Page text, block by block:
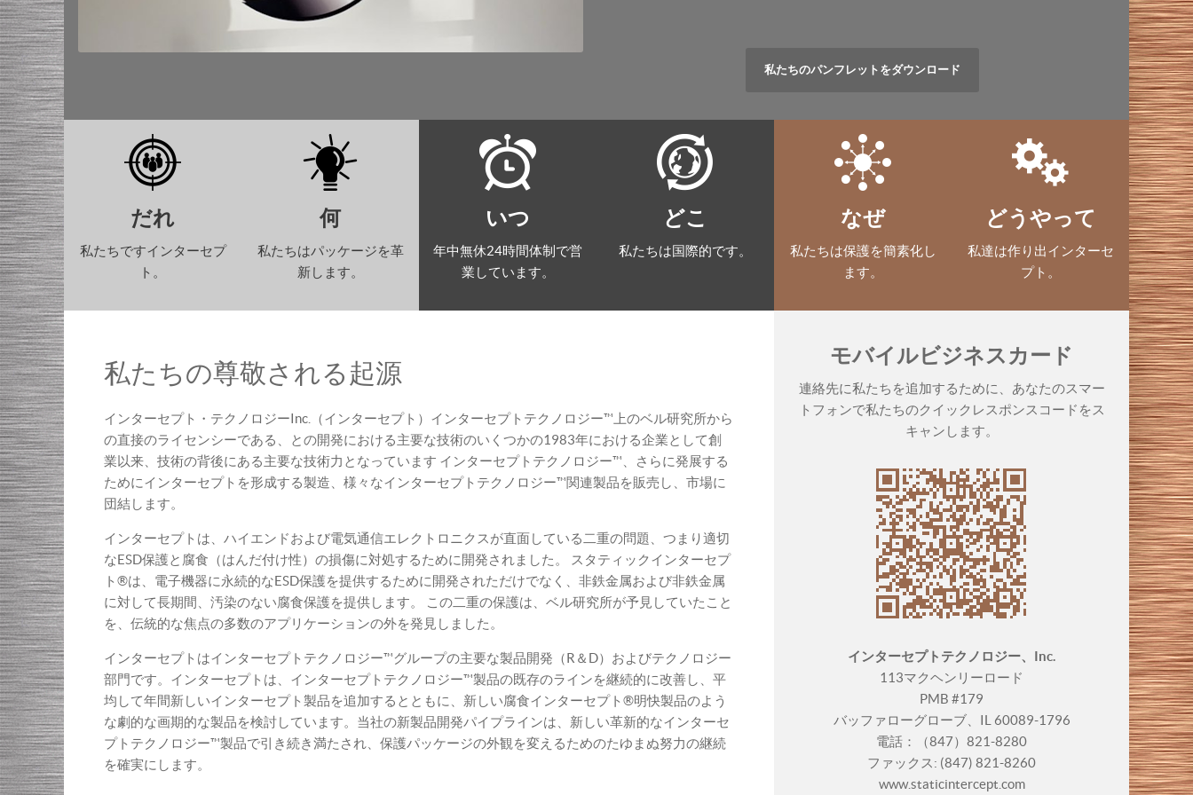
私たちのパンフレットをダウンロード
だれ
私たちですインターセプ
ト。
何
私たちはパッケージを革
新します。
いつ
年中無休24時間体制で営
業しています。
どこ
私たちは国際的です。
なぜ
私たちは保護を簡素化し
ます。
どうやって
私達は作り出インターセ
プト。
私たちの尊敬される起源
インターセプト・テクノロジーInc.（インターセプト）インターセプトテクノロジー™上のベル研究所から
の直接のライセンシーである、との開発における主要な技術のいくつかの1983年における企業として創
業以来、技術の背後にある主要な技術力となっています インターセプトテクノロジー™、さらに発展する
ためにインターセプトを形成する製造、様々なインターセプトテクノロジー™関連製品を販売し、市場に
団結します。
インターセプトは、ハイエンドおよび電気通信エレクトロニクスが直面している二重の問題、つまり適切
なESD保護と腐食（はんだ付け性）の損傷に対処するために開発されました。 スタティックインターセプ
ト®は、電子機器に永続的なESD保護を提供するために開発されただけでなく、非鉄金属および非鉄金属
に対して長期間、汚染のない腐食保護を提供します。 この二重の保護は、ベル研究所が予見していたこと
を、伝統的な焦点の多数のアプリケーションの外を発見しました。
インターセプトはインターセプトテクノロジー™グループの主要な製品開発（R＆D）およびテクノロジー
部門です。インターセプトは、インターセプトテクノロジー™製品の既存のラインを継続的に改善し、平
均して年間新しいインターセプト製品を追加するとともに、新しい腐食インターセプト®明快製品のよう
な劇的な画期的な製品を検討しています。当社の新製品開発パイプラインは、新しい革新的なインターセ
プトテクノロジー™製品で引き続き満たされ、保護パッケージの外観を変えるためのたゆまぬ努力の継続
を確実にします。
モバイルビジネスカード
連絡先に私たちを追加するために、あなたのスマー
トフォンで私たちのクイックレスポンスコードをス
キャンします。
インターセプトテクノロジー、Inc.
113マクヘンリーロード
PMB #179
バッファローグローブ、IL 60089-1796
電話：（847）821-8280
ファックス: (847) 821-8260
www.staticintercept.com